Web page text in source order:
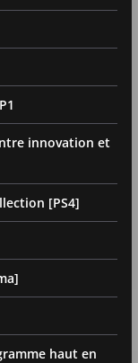
innovation et
[PS4]
haut en